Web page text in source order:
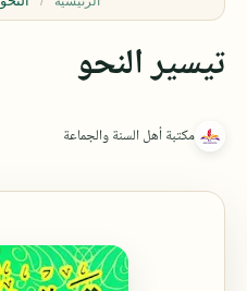
تيسير النحو